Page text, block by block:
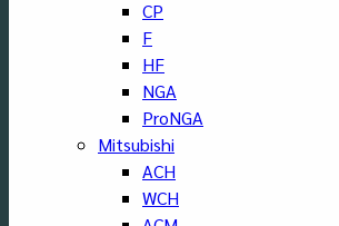
CP
F
HF
NGA
ProNGA
Mitsubishi
ACH
WCH